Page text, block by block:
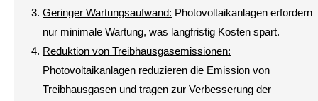
Geringer Wartungsaufwand: Photovoltaikanlagen erfordern
nur minimale Wartung, was langfristig Kosten spart.
Reduktion von Treibhausgasemissionen:
Photovoltaikanlagen reduzieren die Emission von
Treibhausgasen und tragen zur Verbesserung der